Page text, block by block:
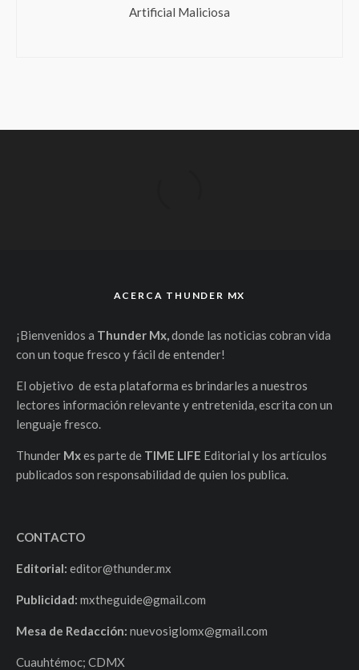
Artificial Maliciosa
ACERCA THUNDER MX
¡Bienvenidos a Thunder Mx,donde las noticias cobran vida
con un toque fresco y fácil de entender!
El objetivo de esta plataforma es brindarles a nuestros
lectores información relevante y entretenida, escrita con un
lenguaje fresco.
Thunder Mxes parte de TIME LIFE Editorial y los artículos
publicados son responsabilidad de quien los publica.
CONTACTO
Editorial: editor@thunder.mx
Publicidad: mxtheguide@gmail.com
Mesa de Redacción: nuevosiglomx@gmail.com
Cuauhtémoc; CDMX